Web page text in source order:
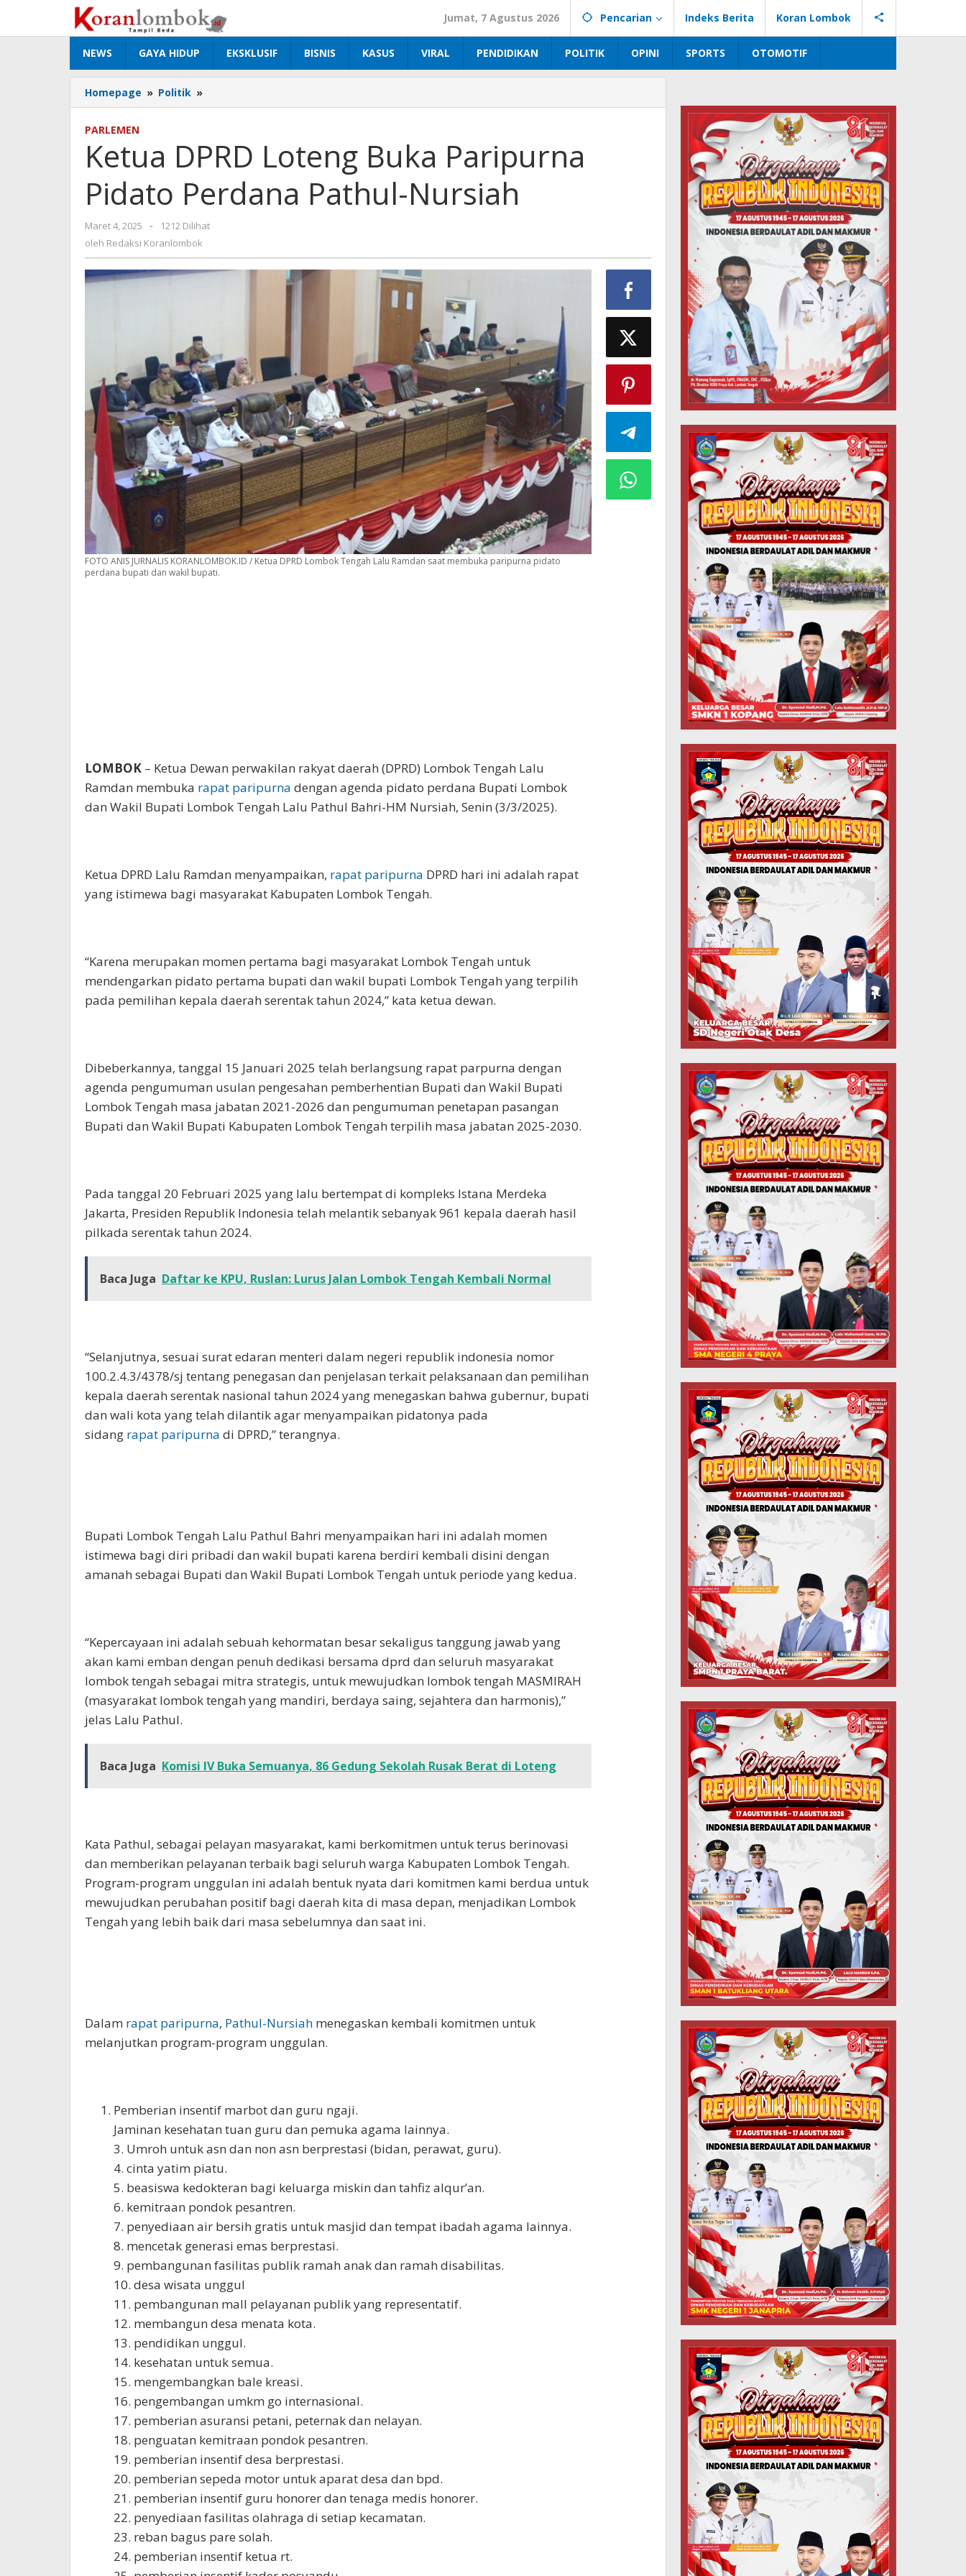
konten
Jumat, 7 Agustus 2026 Pencarian Indeks Berita Koran Lombok
NEWS GAYA HIDUP EKSKLUSIF BISNIS KASUS VIRAL PENDIDIKAN POLITIK OPINI SPORTS OTOMOTIF
Homepage » Politik »
DPRD
Paripurna
Pidato
Perdana
Pathul-
PARLEMEN
Ketua DPRD Loteng Buka Paripurna
Pidato Perdana Pathul-Nursiah
Maret 4, 2025
oleh
Redaksi
-
1212 Dilihat
oleh Redaksi Koranlombok
FOTO ANIS JURNALIS KORANLOMBOK.ID / Ketua DPRD Lombok Tengah Lalu Ramdan saat membuka paripurna pidato
perdana bupati dan wakil bupati.
LOMBOK – Ketua Dewan perwakilan rakyat daerah (DPRD) Lombok Tengah Lalu
Ramdan membuka rapat paripurna dengan agenda pidato perdana Bupati Lombok
dan Wakil Bupati Lombok Tengah Lalu Pathul Bahri-HM Nursiah, Senin (3/3/2025).
Ketua DPRD Lalu Ramdan menyampaikan, rapat paripurna DPRD hari ini adalah rapat
yang istimewa bagi masyarakat Kabupaten Lombok Tengah.
“Karena merupakan momen pertama bagi masyarakat Lombok Tengah untuk
mendengarkan pidato pertama bupati dan wakil bupati Lombok Tengah yang terpilih
pada pemilihan kepala daerah serentak tahun 2024,” kata ketua dewan.
Dibeberkannya, tanggal 15 Januari 2025 telah berlangsung rapat parpurna dengan
agenda pengumuman usulan pengesahan pemberhentian Bupati dan Wakil Bupati
Lombok Tengah masa jabatan 2021-2026 dan pengumuman penetapan pasangan
Bupati dan Wakil Bupati Kabupaten Lombok Tengah terpilih masa jabatan 2025-2030.
Pada tanggal 20 Februari 2025 yang lalu bertempat di kompleks Istana Merdeka
Jakarta, Presiden Republik Indonesia telah melantik sebanyak 961 kepala daerah hasil
pilkada serentak tahun 2024.
Baca Juga Daftar ke KPU, Ruslan: Lurus Jalan Lombok Tengah Kembali Normal
“Selanjutnya, sesuai surat edaran menteri dalam negeri republik indonesia nomor
100.2.4.3/4378/sj tentang penegasan dan penjelasan terkait pelaksanaan dan pemilihan
kepala daerah serentak nasional tahun 2024 yang menegaskan bahwa gubernur, bupati
dan wali kota yang telah dilantik agar menyampaikan pidatonya pada
sidang rapat paripurna di DPRD,” terangnya.
Bupati Lombok Tengah Lalu Pathul Bahri menyampaikan hari ini adalah momen
istimewa bagi diri pribadi dan wakil bupati karena berdiri kembali disini dengan
amanah sebagai Bupati dan Wakil Bupati Lombok Tengah untuk periode yang kedua.
“Kepercayaan ini adalah sebuah kehormatan besar sekaligus tanggung jawab yang
akan kami emban dengan penuh dedikasi bersama dprd dan seluruh masyarakat
lombok tengah sebagai mitra strategis, untuk mewujudkan lombok tengah MASMIRAH
(masyarakat lombok tengah yang mandiri, berdaya saing, sejahtera dan harmonis),”
jelas Lalu Pathul.
Baca Juga Komisi IV Buka Semuanya, 86 Gedung Sekolah Rusak Berat di Loteng
Kata Pathul, sebagai pelayan masyarakat, kami berkomitmen untuk terus berinovasi
dan memberikan pelayanan terbaik bagi seluruh warga Kabupaten Lombok Tengah.
Program-program unggulan ini adalah bentuk nyata dari komitmen kami berdua untuk
mewujudkan perubahan positif bagi daerah kita di masa depan, menjadikan Lombok
Tengah yang lebih baik dari masa sebelumnya dan saat ini.
Dalam rapat paripurna, Pathul-Nursiah menegaskan kembali komitmen untuk
melanjutkan program-program unggulan.
Pemberian insentif marbot dan guru ngaji.
Jaminan kesehatan tuan guru dan pemuka agama lainnya.
3. Umroh untuk asn dan non asn berprestasi (bidan, perawat, guru).
4. cinta yatim piatu.
5. beasiswa kedokteran bagi keluarga miskin dan tahfiz alqur’an.
6. kemitraan pondok pesantren.
7. penyediaan air bersih gratis untuk masjid dan tempat ibadah agama lainnya.
8. mencetak generasi emas berprestasi.
9. pembangunan fasilitas publik ramah anak dan ramah disabilitas.
10. desa wisata unggul
11. pembangunan mall pelayanan publik yang representatif.
12. membangun desa menata kota.
13. pendidikan unggul.
14. kesehatan untuk semua.
15. mengembangkan bale kreasi.
16. pengembangan umkm go internasional.
17. pemberian asuransi petani, peternak dan nelayan.
18. penguatan kemitraan pondok pesantren.
19. pemberian insentif desa berprestasi.
20. pemberian sepeda motor untuk aparat desa dan bpd.
21. pemberian insentif guru honorer dan tenaga medis honorer.
22. penyediaan fasilitas olahraga di setiap kecamatan.
23. reban bagus pare solah.
24. pemberian insentif ketua rt.